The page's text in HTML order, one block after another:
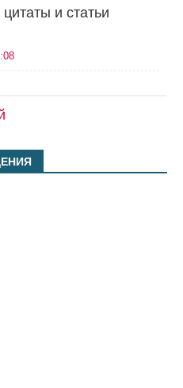
и статьи